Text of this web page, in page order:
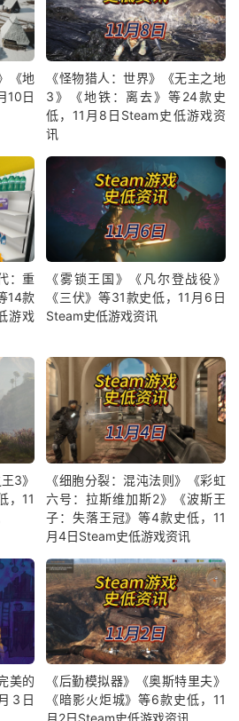
《地
10日
《怪物猎人：世界》《无主之地
3》《地铁：离去》等24款史
低，11月8日Steam史低游戏资
讯
：重
14款
游戏
《雾锁王国》《凡尔登战役》
《三伏》等31款史低，11月6日
Steam史低游戏资讯
3》
，11
《细胞分裂：混沌法则》《彩虹
六号：拉斯维加斯2》《波斯王
子：失落王冠》等4款史低，11
月4日Steam史低游戏资讯
美的
3日
《后勤模拟器》《奥斯特里夫》
《暗影火炬城》等6款史低，11
月2日Steam史低游戏资讯